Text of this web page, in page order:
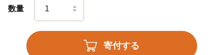
数量
寄付する